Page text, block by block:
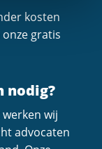
kosten
gratis
nodig?
wij
advocaten